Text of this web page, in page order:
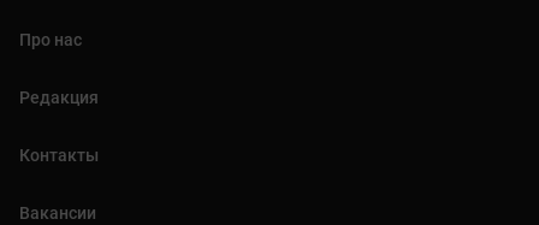
Про нас
Редакция
Контакты
Вакансии